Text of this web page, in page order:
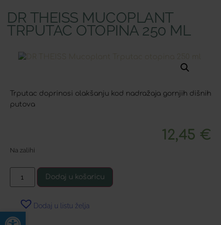
Open toolbar
DR THEISS MUCOPLANT
TRPUTAC OTOPINA 250 ML
Trputac doprinosi olakšanju kod nadražaja gornjih dišnih
putova
12,45 €
Na zalihi
Dodaj u košaricu
Dodaj u listu želja